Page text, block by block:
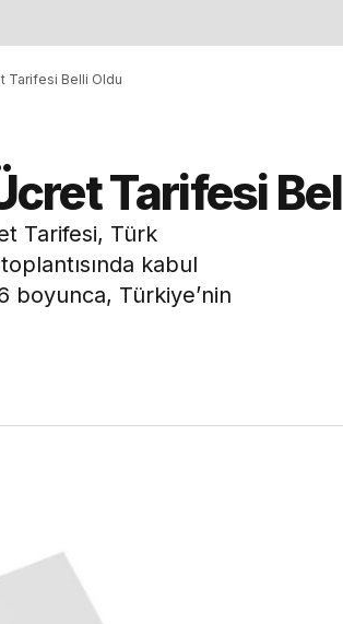
Tarifesi Belli Oldu
Tarifesi
Tarifesi, Türk
kabul
boyunca, Türkiye’nin